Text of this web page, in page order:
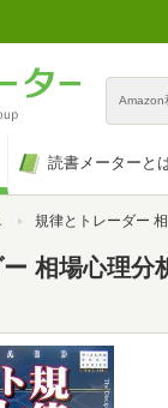
Amazon
読書メーターと
規律とトレーダー 相場心理分析入門
相場心理分